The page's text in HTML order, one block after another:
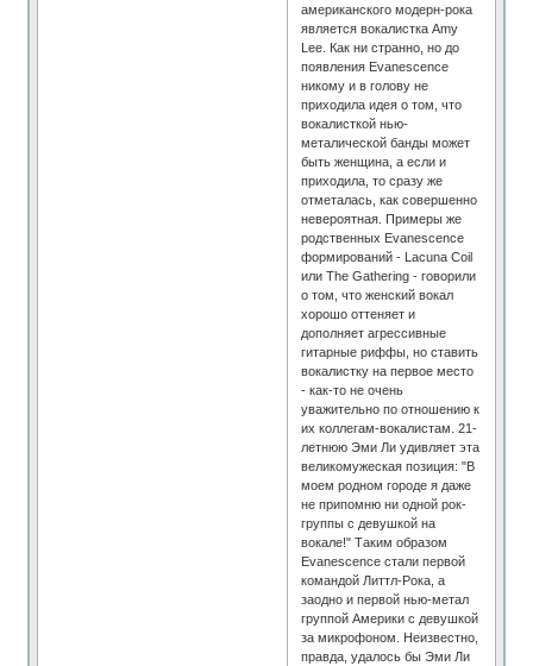
американского модерн-рока
является вокалистка Amy
Lee. Как ни странно, но до
появления Evanescence
никому и в голову не
приходила идея о том, что
вокалисткой нью-
металической банды может
быть женщина, а если и
приходила, то сразу же
отметалась, как совершенно
невероятная. Примеры же
родственных Evanescence
формирований - Lacuna Coil
или The Gathering - говорили
о том, что женский вокал
хорошо оттеняет и
дополняет агрессивные
гитарные риффы, но ставить
вокалистку на первое место
- как-то не очень
уважительно по отношению к
их коллегам-вокалистам. 21-
летнюю Эми Ли удивляет эта
великомужеская позиция: "В
моем родном городе я даже
не припомню ни одной рок-
группы с девушкой на
вокале!" Таким образом
Evanescence стали первой
командой Литтл-Рока, а
заодно и первой нью-метал
группой Америки с девушкой
за микрофоном. Неизвестно,
правда, удалось бы Эми Ли